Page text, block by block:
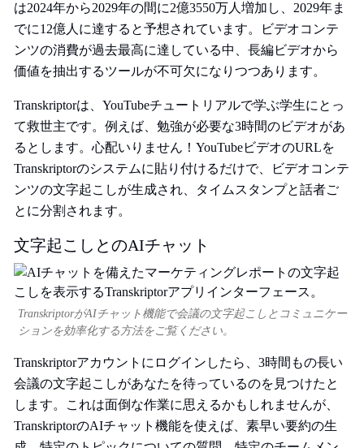
は2024年から2029年の間に2億3550万人増加し、2029年ま
でに12億人に達すると予想されています。ビデオコンテ
ンツの消費が過去最高に達している中、長編ビデオから
価値を抽出するツールが不可欠になりつつあります。
Transkriptorは、YouTubeチュートリアルで学ぶ学生にとっ
て救世主です。例えば、勉強が必要な3時間のビデオがあ
るとします。心配いりません！YouTubeビデオのURLを
Transkriptorのシステムに貼り付けるだけで、ビデオコンテ
ンツの文字起こしが生成され、タイムスタンプと話者ご
とに分割されます。
文字起こしとのAIチャット
TranskriptorがAIチャット機能で会議の文字起こしとコミュニケー
ションを効率化する方法をご覧ください。
Transkriptorアカウントにログインしたら、3時間もの長い
会議の文字起こしがあなたを待っているのを見つけたと
します。これは面倒な作業に思えるかもしれませんが、
TranskriptorのAIチャット機能を使えば、素早い要約の生